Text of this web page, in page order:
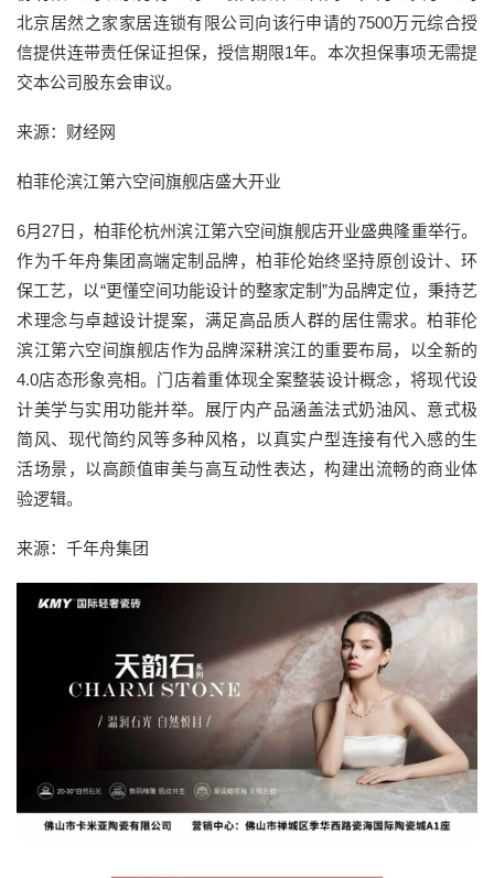
北京居然之家家居连锁有限公司向该行申请的7500万元综合授
信提供连带责任保证担保，授信期限1年。本次担保事项无需提
交本公司股东会审议。
来源：财经网
柏菲伦滨江第六空间旗舰店盛大开业
6月27日，柏菲伦杭州滨江第六空间旗舰店开业盛典隆重举行。
作为千年舟集团高端定制品牌，柏菲伦始终坚持原创设计、环
保工艺，以“更懂空间功能设计的整家定制”为品牌定位，秉持艺
术理念与卓越设计提案，满足高品质人群的居住需求。柏菲伦
滨江第六空间旗舰店作为品牌深耕滨江的重要布局，以全新的
4.0店态形象亮相。门店着重体现全案整装设计概念，将现代设
计美学与实用功能并举。展厅内产品涵盖法式奶油风、意式极
简风、现代简约风等多种风格，以真实户型连接有代入感的生
活场景，以高颜值审美与高互动性表达，构建出流畅的商业体
验逻辑。
来源：千年舟集团